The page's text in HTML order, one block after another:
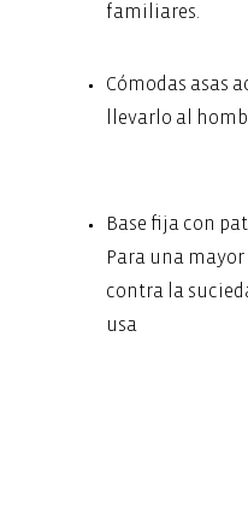
familiares.
Cómodas asas
llevarlo al
Base fija con
Para una
contra la
usa